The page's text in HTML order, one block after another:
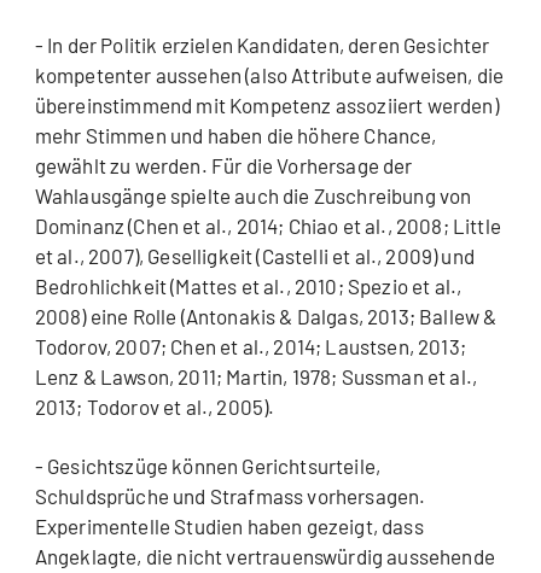
- In der Politik erzielen Kandidaten, deren Gesichter
kompetenter aussehen (also Attribute aufweisen, die
übereinstimmend mit Kompetenz assoziiert werden)
mehr Stimmen und haben die höhere Chance,
gewählt zu werden. Für die Vorhersage der
Wahlausgänge spielte auch die Zuschreibung von
Dominanz (Chen et al., 2014; Chiao et al., 2008; Little
et al., 2007), Geselligkeit (Castelli et al., 2009) und
Bedrohlichkeit (Mattes et al., 2010; Spezio et al.,
2008) eine Rolle (Antonakis & Dalgas, 2013; Ballew &
Todorov, 2007; Chen et al., 2014; Laustsen, 2013;
Lenz & Lawson, 2011; Martin, 1978; Sussman et al.,
2013; Todorov et al., 2005).
- Gesichtszüge können Gerichtsurteile,
Schuldsprüche und Strafmass vorhersagen.
Experimentelle Studien haben gezeigt, dass
Angeklagte, die nicht vertrauenswürdig aussehende